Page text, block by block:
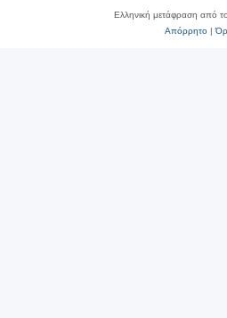
Ελληνική μετάφραση από το
Απόρρητο|